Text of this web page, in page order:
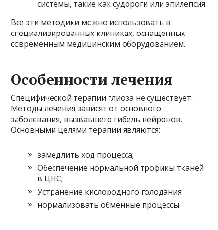
системы, такие как судороги или эпилепсия.
Все эти методики можно использовать в
специализированных клиниках, оснащенных
современным медицинским оборудованием.
Особенности лечения
Специфической терапии глиоза не существует.
Методы лечения зависят от основного
заболевания, вызвавшего гибель нейронов.
Основными целями терапии являются:
замедлить ход процесса;
Обеспечение нормальной трофикы тканей
в ЦНС;
Устранение кислородного голодания;
нормализовать обменные процессы.